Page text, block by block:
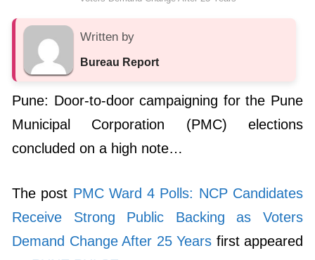
Written by
Bureau Report
Pune: Door-to-door campaigning for the Pune
Municipal Corporation (PMC) elections
concluded on a high note…
The post PMC Ward 4 Polls: NCP Candidates
Receive Strong Public Backing as Voters
Demand Change After 25 Years first appeared